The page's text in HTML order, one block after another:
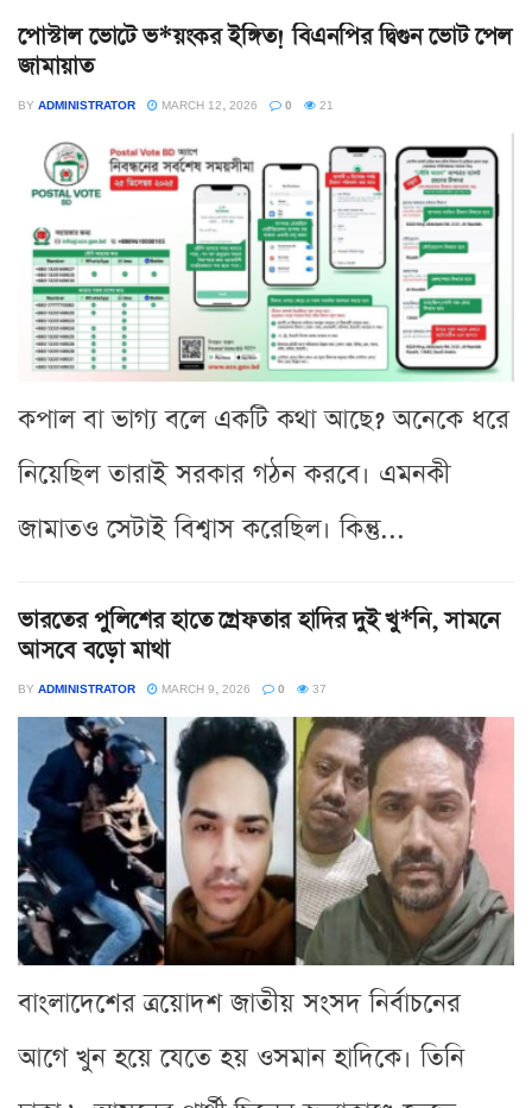
পোস্টাল ভোটে ভ*য়ংকর ইঙ্গিত! বিএনপির দ্বিগুন ভোট পেল
জামায়াত
BY ADMINISTRATOR MARCH 12, 2026 0 21
কপাল বা ভাগ্য বলে একটি কথা আছে? অনেকে ধরে
নিয়েছিল তারাই সরকার গঠন করবে। এমনকী
জামাতও সেটাই বিশ্বাস করেছিল। কিন্তু...
ভারতের পুলিশের হাতে গ্রেফতার হাদির দুই খু*নি, সামনে
আসবে বড়ো মাথা
BY ADMINISTRATOR MARCH 9, 2026 0 37
বাংলাদেশের ত্রয়োদশ জাতীয় সংসদ নির্বাচনের
আগে খুন হয়ে যেতে হয় ওসমান হাদিকে। তিনি